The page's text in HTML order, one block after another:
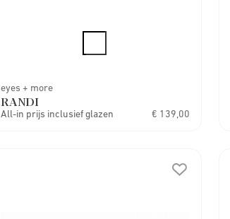
eyes + more
RANDI
All-in prijs inclusief glazen € 139,00